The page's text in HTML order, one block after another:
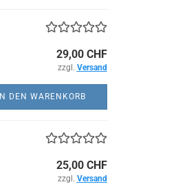
29,00 CHF
zzgl. Versand
IN DEN WARENKORB
25,00 CHF
zzgl. Versand